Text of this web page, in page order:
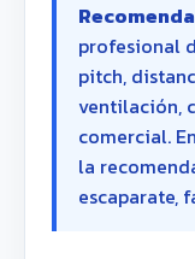
profesional
pitch,
ventilación,
comercial.
la
escaparate,